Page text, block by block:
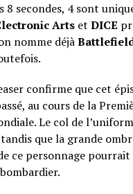
8 secondes, 4 sont
Arts et DICE
nomme déjà
confirme que cet
au cours de la
Le col de
que la grande
ce personnage